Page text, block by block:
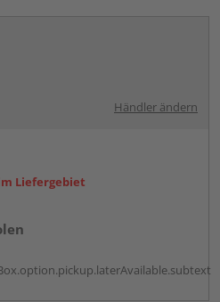
Händler ändern
Liefergebiet